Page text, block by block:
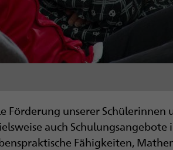
unserer Schülerinnen
auch Schulungsangebote
Fähigkeiten,